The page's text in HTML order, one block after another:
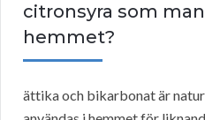
citronsyra som
hemmet?
ättika och bikarbonat är